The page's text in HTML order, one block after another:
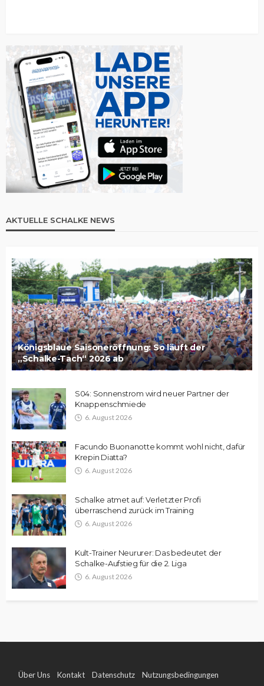
AKTUELLE SCHALKE NEWS
Königsblaue Saisoneröffnung: So läuft der
„Schalke-Tach“ 2026 ab
S04: Sonnenstrom wird neuer Partner der
Knappenschmiede
6. August 2026
Facundo Buonanotte kommt wohl nicht, dafür
Krepin Diatta?
6. August 2026
Schalke atmet auf: Verletzter Profi
überraschend zurück im Training
6. August 2026
Kult-Trainer Neururer: Das bedeutet der
Schalke-Aufstieg für die 2. Liga
6. August 2026
Über Uns Kontakt Datenschutz Nutzungsbedingungen